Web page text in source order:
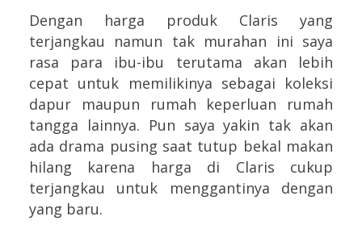
Dengan harga produk Claris yang
terjangkau namun tak murahan ini saya
rasa para ibu-ibu terutama akan lebih
cepat untuk memilikinya sebagai koleksi
dapur maupun rumah keperluan rumah
tangga lainnya. Pun saya yakin tak akan
ada drama pusing saat tutup bekal makan
hilang karena harga di Claris cukup
terjangkau untuk menggantinya dengan
yang baru.